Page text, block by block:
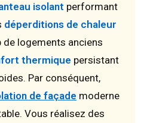
isolant performant
déperditions de chaleur
de logements anciens
thermique persistant
Par conséquent,
de façade moderne
Vous réalisez des